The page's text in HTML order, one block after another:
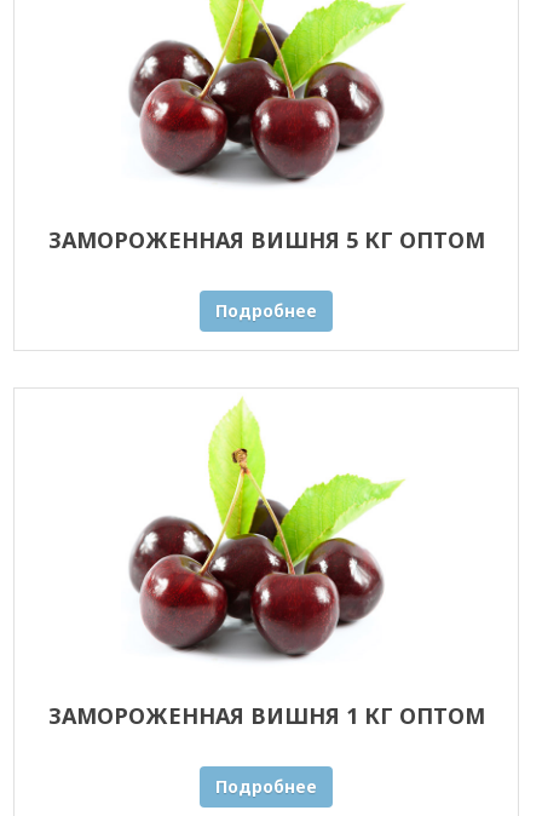
ЗАМОРОЖЕННАЯ ВИШНЯ 5 КГ ОПТОМ
Подробнее
ЗАМОРОЖЕННАЯ ВИШНЯ 1 КГ ОПТОМ
Подробнее